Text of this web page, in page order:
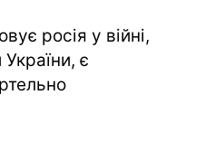
росія у війні,
є